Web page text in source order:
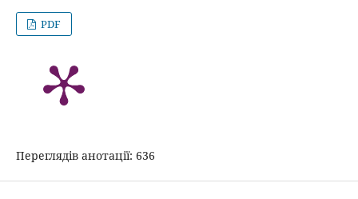
PDF
Переглядів анотації: 636